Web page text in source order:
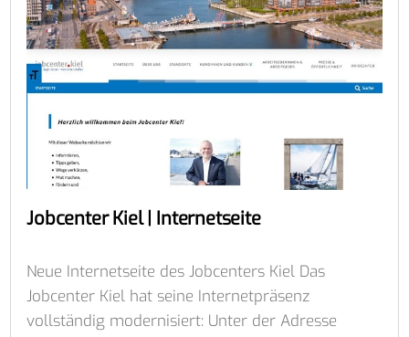
Jobcenter Kiel | Internetseite
Neue Internetseite des Jobcenters Kiel Das
Jobcenter Kiel hat seine Internetpräsenz
vollständig modernisiert: Unter der Adresse